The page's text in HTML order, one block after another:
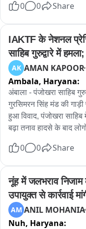
कार्रवाई कराई। झील और
जेसीवी की मदद से अवैध
जमीन प्रशासन ने अपने
कब्जेदारों में हड़कंप मचा।
0 0 Share
IAKTF के नेशनल
साहिब गुरुद्वारे में
AK AMAN KAPOOR
Ambala, Haryana:
अंबाला - पंजोखरा साहिब
गुरसिमरन सिंह मंड की
हुआ विवाद, पंजोखरा साहिब
बढ़ा तनाव हादसे के बाद
पर माथा टेकने आए थे मंड
0 0 Share
नूंह में जलभराव
उपायुक्त से कार्रवाई
AM ANIL MOHANIA
Nuh, Haryana: